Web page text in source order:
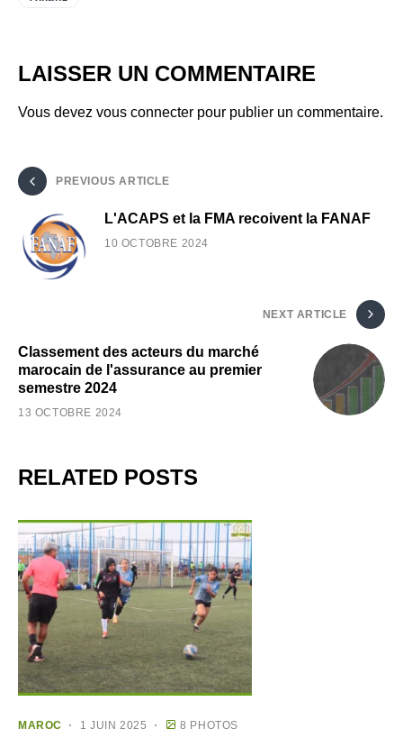
LAISSER UN COMMENTAIRE
Vous devez vous connecter pour publier un commentaire.
PREVIOUS ARTICLE
L'ACAPS et la FMA recoivent la FANAF
10 OCTOBRE 2024
NEXT ARTICLE
Classement des acteurs du marché
marocain de l'assurance au premier
semestre 2024
13 OCTOBRE 2024
RELATED POSTS
MAROC 1 JUIN 2025 8 PHOTOS